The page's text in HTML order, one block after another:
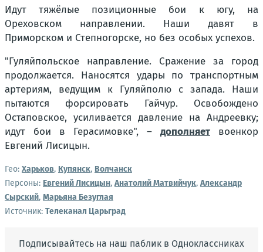
Идут тяжёлые позиционные бои к югу, на
Ореховском направлении. Наши давят в
Приморском и Степногорске, но без особых успехов.
"Гуляйпольское направление. Сражение за город
продолжается. Наносятся удары по транспортным
артериям, ведущим к Гуляйполю с запада. Наши
пытаются форсировать Гайчур. Освобождено
Остаповское, усиливается давление на Андреевку;
идут бои в Герасимовке", – дополняет военкор
Евгений Лисицын.
Гео: Харьков, Купянск, Волчанск
Персоны: Евгений Лисицын, Анатолий Матвийчук, Александр
Сырский, Марьяна Безуглая
Источник: Телеканал Царьград
Подписывайтесь на наш паблик в Одноклассниках